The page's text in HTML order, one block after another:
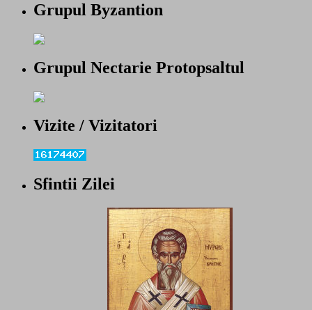
Grupul Byzantion
Grupul Nectarie Protopsaltul
Vizite / Vizitatori
Sfintii Zilei